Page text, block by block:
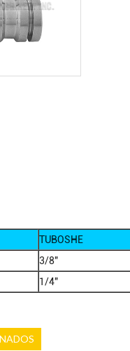
TUBOSHE
3/8"
1/4"